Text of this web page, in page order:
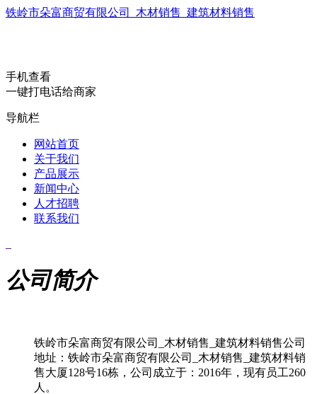
铁岭市朵富商贸有限公司_木材销售_建筑材料销售
手机查看
一键打电话给商家
导航栏
网站首页
关于我们
产品展示
新闻中心
人才招聘
联系我们
公司简介
铁岭市朵富商贸有限公司_木材销售_建筑材料销售公司
地址：铁岭市朵富商贸有限公司_木材销售_建筑材料销
售大厦128号16栋，公司成立于：2016年，现有员工260
人。